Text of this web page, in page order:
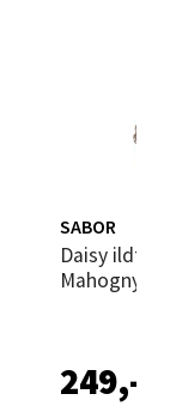
SABOR
Daisy ildfast form 28,5x17 cm
Mahogny
249,-
Velg